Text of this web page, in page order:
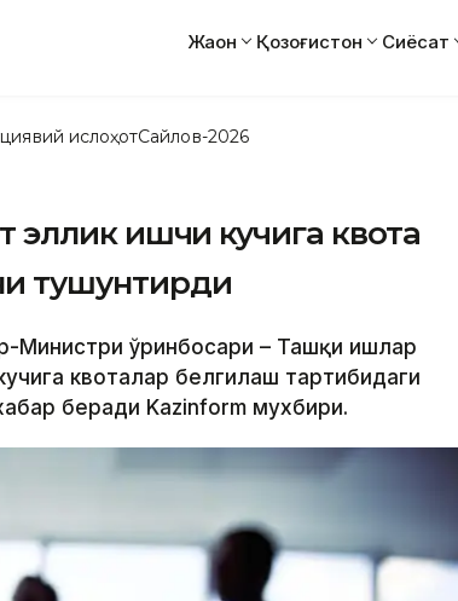
Жаҳон Қозоғистон Сиёсат
ислоҳотСайлов-2026
эллик ишчи кучига квота
тушунтирди
Министри ўринбосари – Ташқи ишлар
квоталар белгилаш тартибидаги
беради Kazinform мухбири.